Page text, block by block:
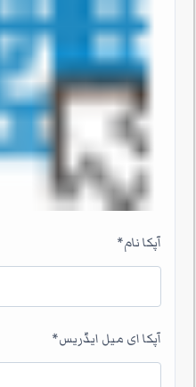
آپکا نام*
آپکا ای میل ایڈریس*